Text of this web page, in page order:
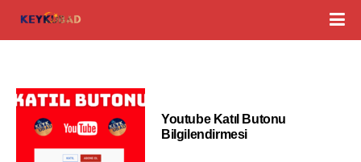
Youtube Katıl Butonu
Bilgilendirmesi